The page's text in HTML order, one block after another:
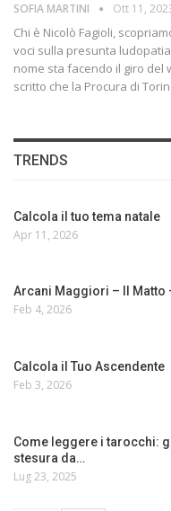
SOFIA MARTINI Ott 11,
Chi è Nicolò Fagioli,
voci sulla presunta
nome sta facendo il giro del
scritto che la Procura di
TRENDS
Calcola il tuo tema natale
Apr 11, 2026
Arcani Maggiori – Il Matto
Feb 4, 2026
Calcola il Tuo Ascendente
Feb 3, 2026
Come leggere i tarocchi:
stesura da…
Lug 23, 2025